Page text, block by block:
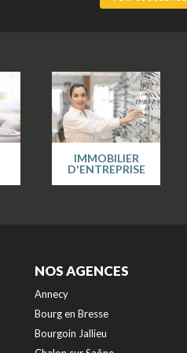
IMMOBILIER
D'ENTREPRISE
NOS AGENCES
Annecy
Bourg en Bresse
Bourgoin Jallieu